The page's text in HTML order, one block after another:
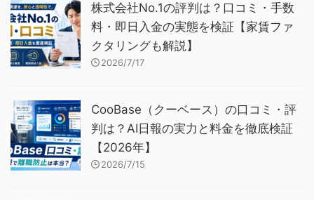
株式会社No.1の評判は？口コミ・手数
料・即日入金の実態を検証【家賃ファ
クタリングも解説】
2026/7/17
CooBase（クーベース）の口コミ・評
判は？AI日報の実力と料金を徹底検証
【2026年】
2026/7/15